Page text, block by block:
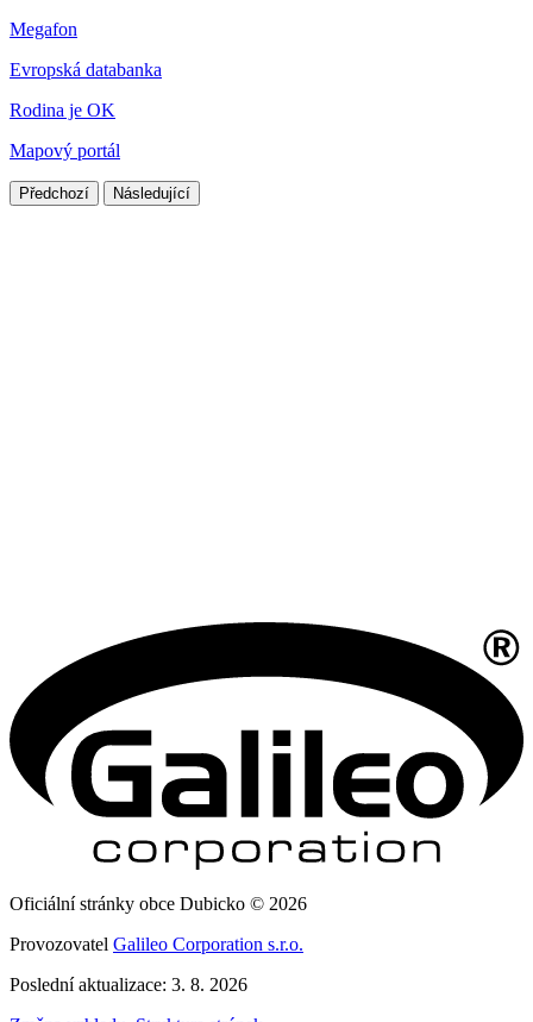
Megafon
Evropská databanka
Rodina je OK
Mapový portál
Předchozí Následující
Oficiální stránky obce Dubicko © 2026
Provozovatel Galileo Corporation s.r.o.
Poslední aktualizace: 3. 8. 2026